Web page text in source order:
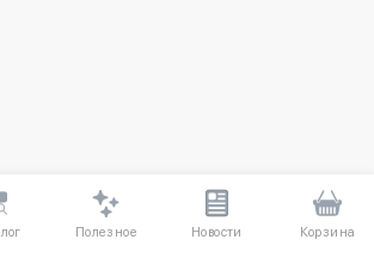
Полезное Новости Корзина